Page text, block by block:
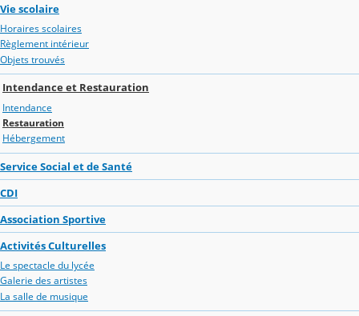
Vie scolaire
Horaires scolaires
Règlement intérieur
Objets trouvés
Intendance et Restauration
Intendance
Restauration
Hébergement
Service Social et de Santé
CDI
Association Sportive
Activités Culturelles
Le spectacle du lycée
Galerie des artistes
La salle de musique